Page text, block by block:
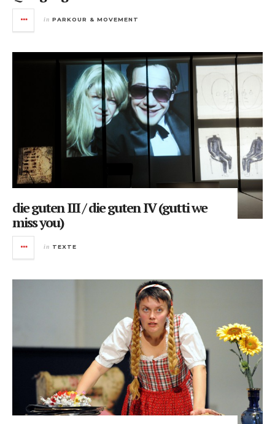
in PARKOUR & MOVEMENT
die guten III / die guten IV (gutti we
miss you)
in TEXTE